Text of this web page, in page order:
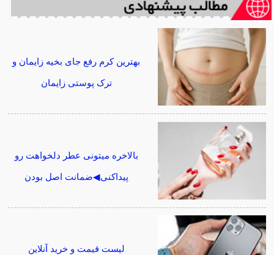
بهترین کرم رفع جای بخیه زایمان و
ترک پوستی زایمان
بالاخره میتونی عطر دلخواهت رو
پیداکنی◀ضمانت اصل بودن
لیست قیمت و خرید آنلاین